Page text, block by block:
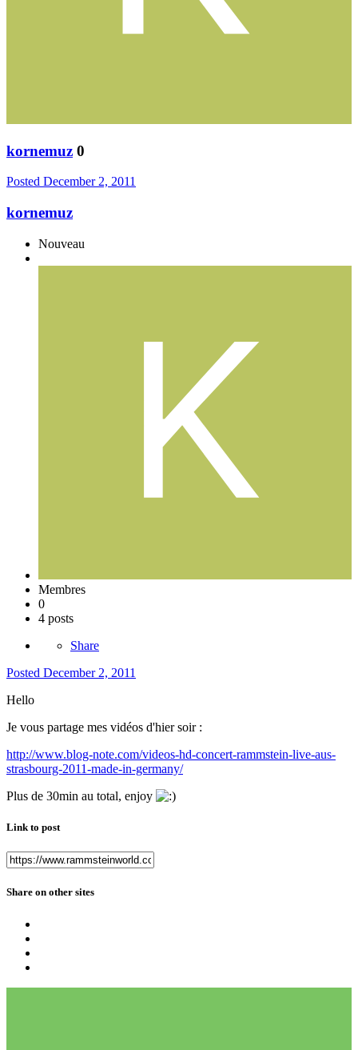
kornemuz 0
Posted December 2, 2011
kornemuz
Nouveau
Membres
0
4 posts
Share
Posted December 2, 2011
Hello
Je vous partage mes vidéos d'hier soir :
http://www.blog-note.com/videos-hd-concert-rammstein-live-aus-
strasbourg-2011-made-in-germany/
Plus de 30min au total, enjoy
Link to post
Share on other sites